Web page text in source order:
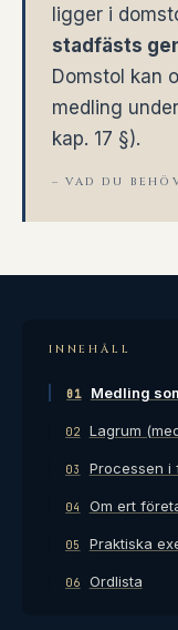
ligger i
stadfästs
Domstol kan
medling
kap. 17 §).
– VAD DU
INNEHÅLL
01 Medling
02 Lagrum
03 Processen i
04 Om ert
05 Praktiska
06 Ordlista